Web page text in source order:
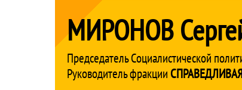
МИРОНОВ
Председатель Социалистической
Руководитель фракции